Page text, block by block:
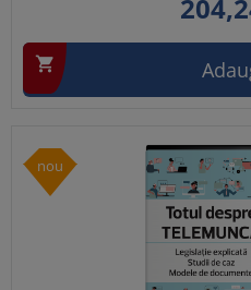
204,

nou